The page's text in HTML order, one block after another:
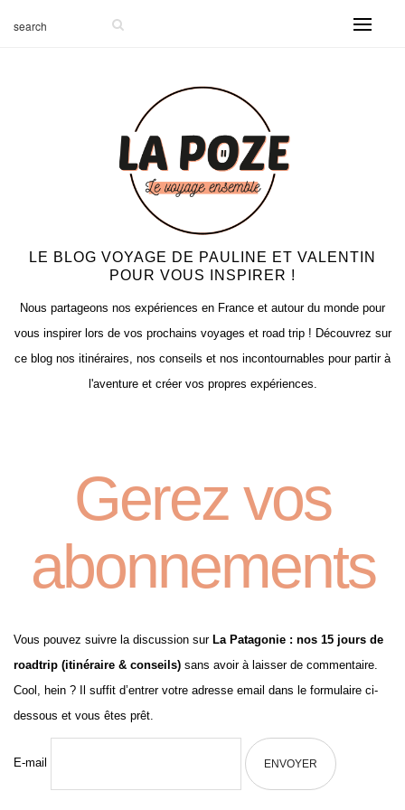
LE BLOG VOYAGE DE PAULINE ET VALENTIN
POUR VOUS INSPIRER !
Nous partageons nos expériences en France et autour du monde pour
vous inspirer lors de vos prochains voyages et road trip ! Découvrez sur
ce blog nos itinéraires, nos conseils et nos incontournables pour partir à
l'aventure et créer vos propres expériences.
Gerez vos
abonnements
Vous pouvez suivre la discussion sur La Patagonie : nos 15 jours de
roadtrip (itinéraire & conseils) sans avoir à laisser de commentaire.
Cool, hein ? Il suffit d’entrer votre adresse email dans le formulaire ci-
dessous et vous êtes prêt.
E-mail